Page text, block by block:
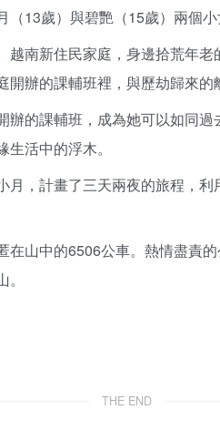
13歲）與碧艷（15歲）兩個小
越南新住民家庭，身邊拾荒年
辦的課輔班裡，與歷劫歸來的
辦的課輔班，成為她可以如同
活中的浮木。
月，計畫了三天兩夜的旅程，
在山中的6506公車。熱情盡責
THE END